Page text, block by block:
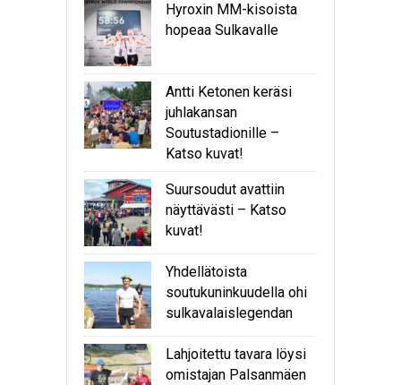
Hyroxin MM-kisoista
hopeaa Sulkavalle
Antti Ketonen keräsi
juhlakansan
Soutustadionille –
Katso kuvat!
Suursoudut avattiin
näyttävästi – Katso
kuvat!
Yhdellätoista
soutukuninkuudella ohi
sulkavalaislegendan
Lahjoitettu tavara löysi
omistajan Palsanmäen